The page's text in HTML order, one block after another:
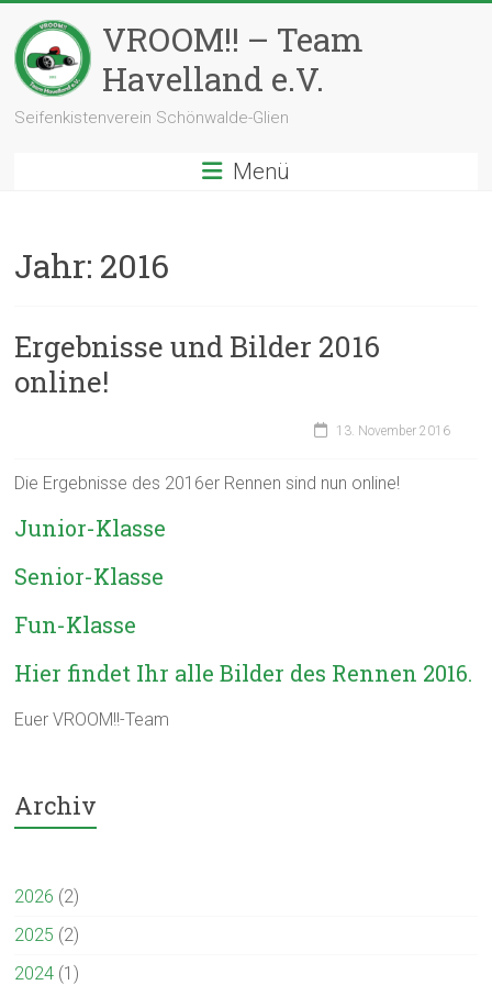
Inhalt
springen
VROOM!! – Team
Havelland e.V.
Seifenkistenverein Schönwalde-Glien
Menü
Jahr: 2016
Ergebnisse und Bilder 2016
online!
13. November 2016
Die Ergebnisse des 2016er Rennen sind nun online!
Junior-Klasse
Senior-Klasse
Fun-Klasse
Hier findet Ihr alle Bilder des Rennen 2016.
Euer VROOM!!-Team
Archiv
2026 (2)
2025 (2)
2024 (1)